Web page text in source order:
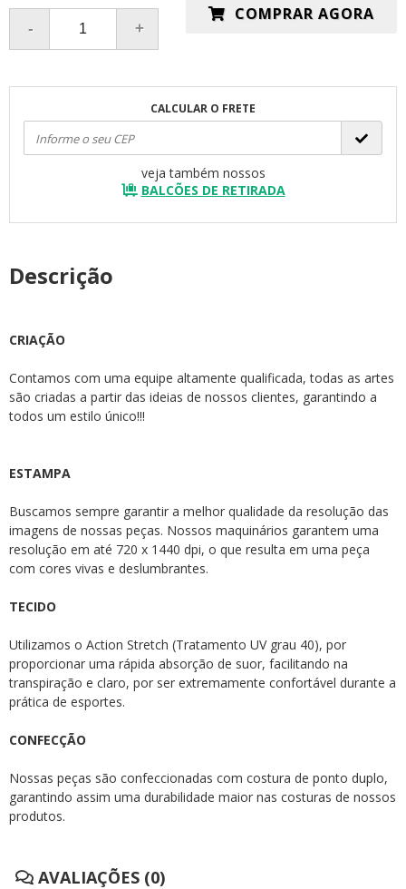
COMPRAR AGORA
CALCULAR O FRETE
veja também nossos
BALCÕES DE RETIRADA
Descrição
CRIAÇÃO
Contamos com uma equipe altamente qualificada, todas as artes
são criadas a partir das ideias de nossos clientes, garantindo a
todos um estilo único!!!
ESTAMPA
Buscamos sempre garantir a melhor qualidade da resolução das
imagens de nossas peças. Nossos maquinários garantem uma
resolução em até 720 x 1440 dpi, o que resulta em uma peça
com cores vivas e deslumbrantes.
TECIDO
Utilizamos o Action Stretch (Tratamento UV grau 40), por
proporcionar uma rápida absorção de suor, facilitando na
transpiração e claro, por ser extremamente confortável durante a
prática de esportes.
CONFECÇÃO
Nossas peças são confeccionadas com costura de ponto duplo,
garantindo assim uma durabilidade maior nas costuras de nossos
produtos.
AVALIAÇÕES (0)